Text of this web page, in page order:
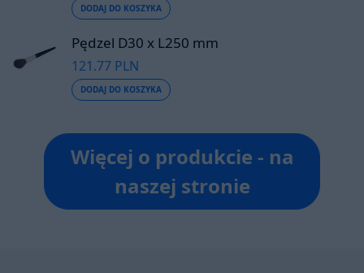
DODAJ DO KOSZYKA
Pędzel D30 x L250 mm
121.77 PLN
DODAJ DO KOSZYKA
Więcej o produkcie - na
naszej stronie